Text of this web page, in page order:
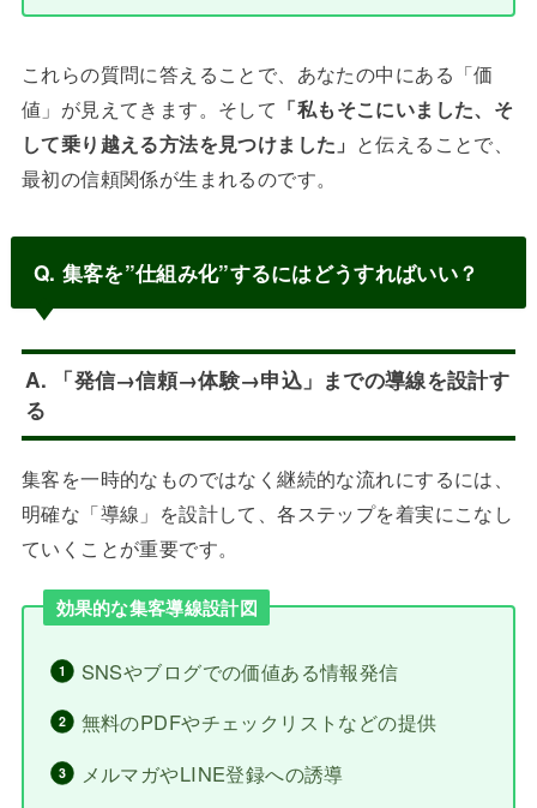
これらの質問に答えることで、あなたの中にある「価
値」が見えてきます。そして 「私もそこにいました、そ
して乗り越える方法を見つけました」 と伝えることで、
最初の信頼関係が生まれるのです。
Q. 集客を”仕組み化”するにはどうすればいい？
A. 「発信→信頼→体験→申込」までの導線を設計す
る
集客を一時的なものではなく継続的な流れにするには、
明確な「導線」を設計して、各ステップを着実にこなし
ていくことが重要です。
効果的な集客導線設計図
SNSやブログでの価値ある情報発信
無料のPDFやチェックリストなどの提供
メルマガやLINE登録への誘導